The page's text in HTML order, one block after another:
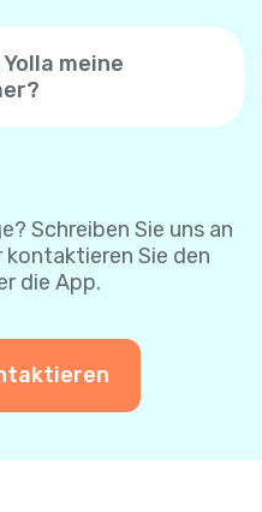
zu aktivieren.
wird Ihr Yolla-
aufgeladen, wenn
beträgt. Wenn Sie die
„automatisch
meine
um Ihre
für zukünftige
Auf diese Weise
Schreiben Sie uns an
kontaktieren Sie den
die App.